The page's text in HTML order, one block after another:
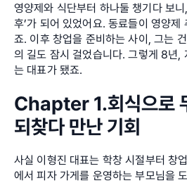
영양제와 식단부터 하나둘 챙기다 보니
후’가 되어 있었어요. 동료들이 영양제
죠. 이후 창업을 준비하는 사이, 그는
의 길도 잠시 걸었습니다. 그렇게 8년,
는 대표가 됐죠.
Chapter 1.회식으로
되찾다 만난 기회
사실 이형진 대표는 학창 시절부터 창
에서 피자 가게를 운영하는 부모님을